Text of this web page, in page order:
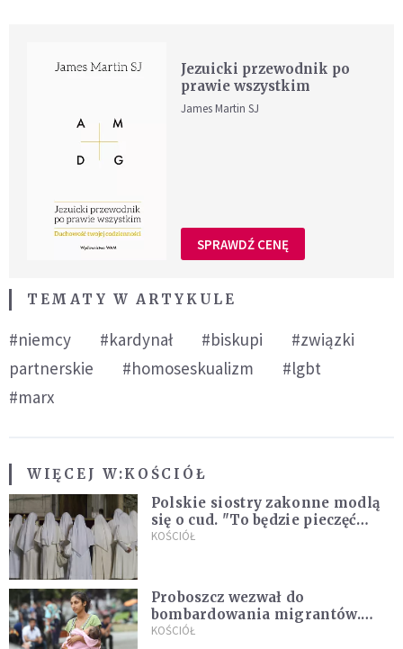
Jezuicki przewodnik po
prawie wszystkim
James Martin SJ
SPRAWDŹ CENĘ
TEMATY W ARTYKULE
#niemcy #kardynał #biskupi
#związki
partnerskie
#homoseskualizm
#lgbt
#marx
WIĘCEJ W:KOŚCIÓŁ
Polskie siostry zakonne modlą
się o cud. "To będzie pieczęć
Pana Boga dla naszej wiary"
KOŚCIÓŁ
Proboszcz wezwał do
bombardowania migrantów.
"Masowy ogień przeciwko
KOŚCIÓŁ